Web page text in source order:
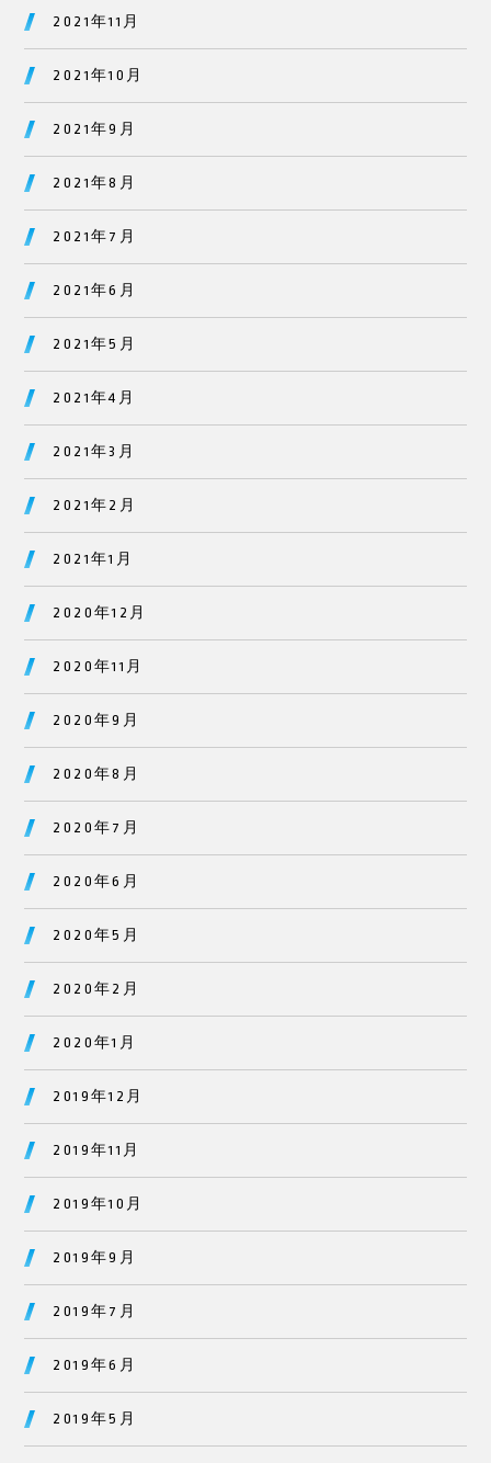
2021年11月
2021年10月
2021年9月
2021年8月
2021年7月
2021年6月
2021年5月
2021年4月
2021年3月
2021年2月
2021年1月
2020年12月
2020年11月
2020年9月
2020年8月
2020年7月
2020年6月
2020年5月
2020年2月
2020年1月
2019年12月
2019年11月
2019年10月
2019年9月
2019年7月
2019年6月
2019年5月